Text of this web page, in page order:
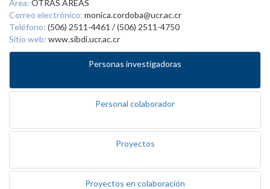
Área: OTRAS AREAS
Correo electrónico: monica.cordoba@ucr.ac.cr
Teléfono: (506) 2511-4461 / (506) 2511-4750
Sitio web: www.sibdi.ucr.ac.cr
Personas investigadoras
Personal colaborador
Proyectos
Proyectos en colaboración